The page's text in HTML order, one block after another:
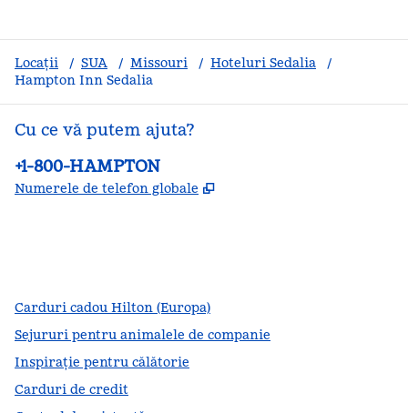
Locații / SUA / Missouri / Hoteluri Sedalia
/
Hampton Inn Sedalia
Cu ce vă putem ajuta?
Telefon:
+1-800-HAMPTON
Numerele de telefon globale ,
Carduri cadou Hilton (Europa)
Sejururi pentru animalele de companie
Inspirație pentru călătorie
Carduri de credit